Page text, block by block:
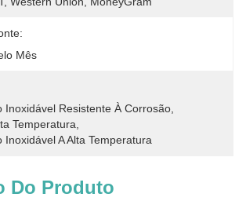
Mês
Inoxidável Resistente À Corrosão
Temperatura
Inoxidável A Alta Temperatura
Do Produto